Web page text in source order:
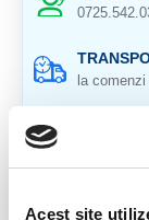
Acest site
la
in 14 zile